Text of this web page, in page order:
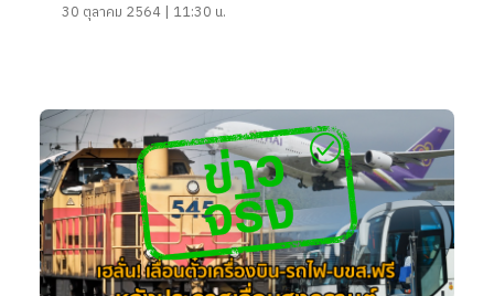
30 ตุลาคม 2564 | 11:30 น.